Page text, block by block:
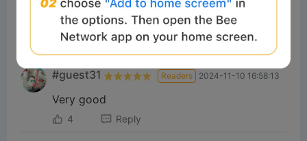
#guest31 Readers 2024-11-10 16:58:13
Very good
4 Reply